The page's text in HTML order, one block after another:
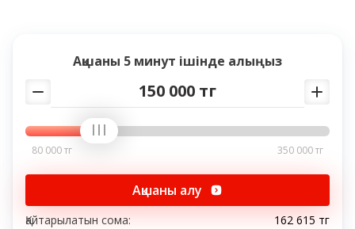
Ақшаны 5 минут ішінде алыңыз
150 000 тг
80 000 тг 350 000 тг
Ақшаны алу
Қайтарылатын сома: 162 615 тг